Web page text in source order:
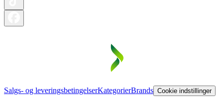
Salgs- og leveringsbetingelserKategorierBrands Cookie indstillinger